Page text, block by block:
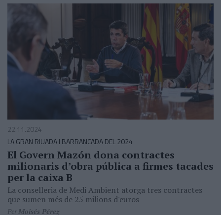
22.11.2024
LA GRAN RIUADA I BARRANCADA DEL 2024
El Govern Mazón dona contractes
milionaris d’obra pública a firmes tacades
per la caixa B
La conselleria de Medi Ambient atorga tres contractes
que sumen més de 25 milions d'euros
PerMoisés Pérez